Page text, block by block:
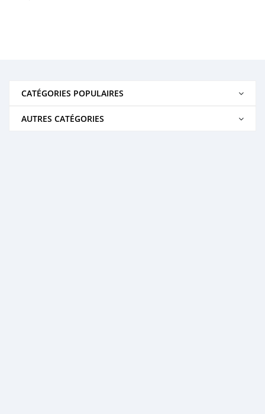
CATÉGORIES POPULAIRES
AUTRES CATÉGORIES